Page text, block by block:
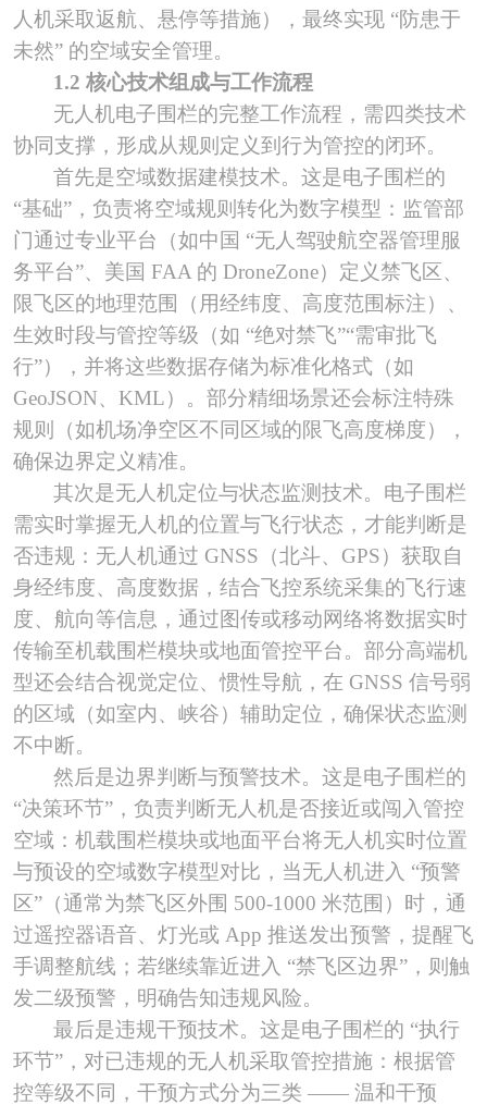
人机采取返航、悬停等措施），最终实现 “防患于
未然” 的空域安全管理。
1.2 核心技术组成与工作流程
无人机电子围栏的完整工作流程，需四类技术
协同支撑，形成从规则定义到行为管控的闭环。
首先是空域数据建模技术。这是电子围栏的
“基础”，负责将空域规则转化为数字模型：监管部
门通过专业平台（如中国 “无人驾驶航空器管理服
务平台”、美国 FAA 的 DroneZone）定义禁飞区、
限飞区的地理范围（用经纬度、高度范围标注）、
生效时段与管控等级（如 “绝对禁飞”“需审批飞
行”），并将这些数据存储为标准化格式（如
GeoJSON、KML）。部分精细场景还会标注特殊
规则（如机场净空区不同区域的限飞高度梯度），
确保边界定义精准。
其次是无人机定位与状态监测技术。电子围栏
需实时掌握无人机的位置与飞行状态，才能判断是
否违规：无人机通过 GNSS（北斗、GPS）获取自
身经纬度、高度数据，结合飞控系统采集的飞行速
度、航向等信息，通过图传或移动网络将数据实时
传输至机载围栏模块或地面管控平台。部分高端机
型还会结合视觉定位、惯性导航，在 GNSS 信号弱
的区域（如室内、峡谷）辅助定位，确保状态监测
不中断。
然后是边界判断与预警技术。这是电子围栏的
“决策环节”，负责判断无人机是否接近或闯入管控
空域：机载围栏模块或地面平台将无人机实时位置
与预设的空域数字模型对比，当无人机进入 “预警
区”（通常为禁飞区外围 500-1000 米范围）时，通
过遥控器语音、灯光或 App 推送发出预警，提醒飞
手调整航线；若继续靠近进入 “禁飞区边界”，则触
发二级预警，明确告知违规风险。
最后是违规干预技术。这是电子围栏的 “执行
环节”，对已违规的无人机采取管控措施：根据管
控等级不同，干预方式分为三类 —— 温和干预